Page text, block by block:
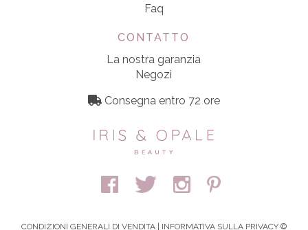
Faq
CONTATTO
La nostra garanzia
Negozi
Consegna entro 72 ore
CONDIZIONI GENERALI DI VENDITA| INFORMATIVA SULLA PRIVACY©